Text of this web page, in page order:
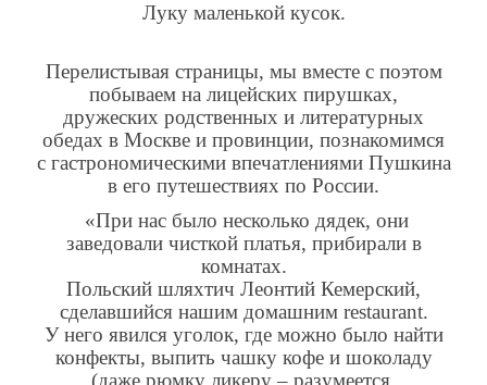
Луку маленькой кусок.
Перелистывая страницы, мы вместе с поэтом
побываем на лицейских пирушках,
дружеских родственных и литературных
обедах в Москве и провинции, познакомимся
с гастрономическими впечатлениями Пушкина
в его путешествиях по России.
«При нас было несколько дядек, они
заведовали чисткой платья, прибирали в
комнатах.
Польский шляхтич Леонтий Кемерский,
сделавшийся нашим домашним restaurant.
У него явился уголок, где можно было найти
конфекты, выпить чашку кофе и шоколаду
(даже рюмку ликеру – разумеется,